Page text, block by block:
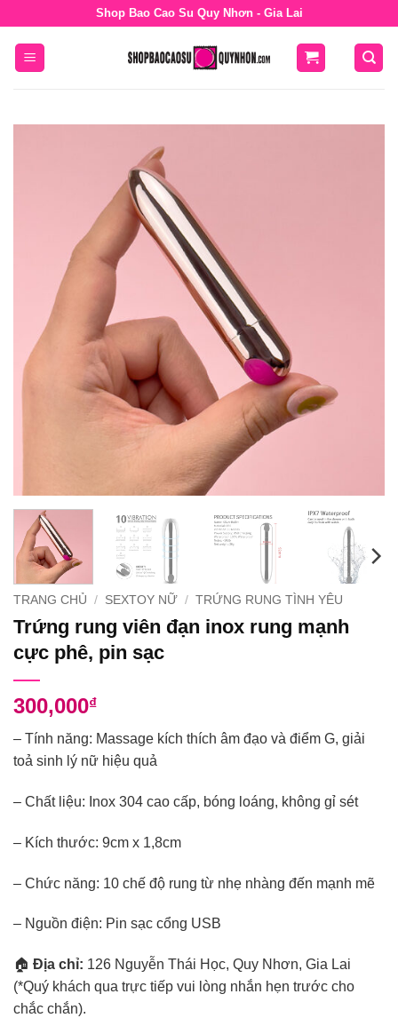
dung
Shop Bao Cao Su Quy Nhơn - Gia Lai
TRANG CHỦ / SEXTOY NỮ / TRỨNG RUNG TÌNH YÊU
Trứng rung viên đạn inox rung mạnh
cực phê, pin sạc
300,000₫
– Tính năng: Massage kích thích âm đạo và điểm G, giải
toả sinh lý nữ hiệu quả
– Chất liệu: Inox 304 cao cấp, bóng loáng, không gỉ sét
– Kích thước: 9cm x 1,8cm
– Chức năng: 10 chế độ rung từ nhẹ nhàng đến mạnh mẽ
– Nguồn điện: Pin sạc cổng USB
🏠 Địa chỉ: 126 Nguyễn Thái Học, Quy Nhơn, Gia Lai
(*Quý khách qua trực tiếp vui lòng nhắn hẹn trước cho
chắc chắn).